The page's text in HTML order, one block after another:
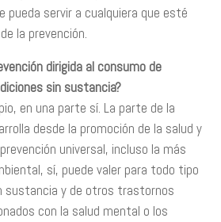
pueda servir a cualquiera que esté
la prevención.
dirigida al consumo de
sin sustancia?
en una parte sí. La parte de la
desde la promoción de la salud y
universal, incluso la más
sí, puede valer para todo tipo
sustancia y de otros trastornos
con la salud mental o los